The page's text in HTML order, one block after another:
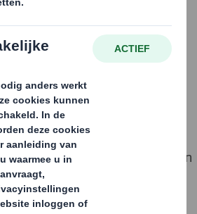
-
in het ontwerp en
Heavy Duty golfkartonnen
sectoren, van chemie tot
stortgoed tot machinebouw en
voor Octabins.